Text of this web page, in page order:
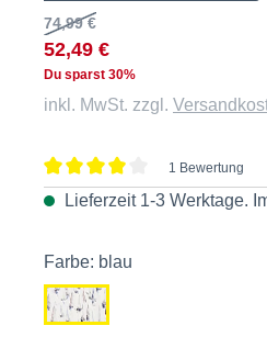
74,99 €
52,49 €
Du sparst 30%
inkl. MwSt. zzgl.
Durchschnittliche Bewertung von 4
1 Bewertung
Lieferzeit 1-3 Werktage.
Farbe: blau